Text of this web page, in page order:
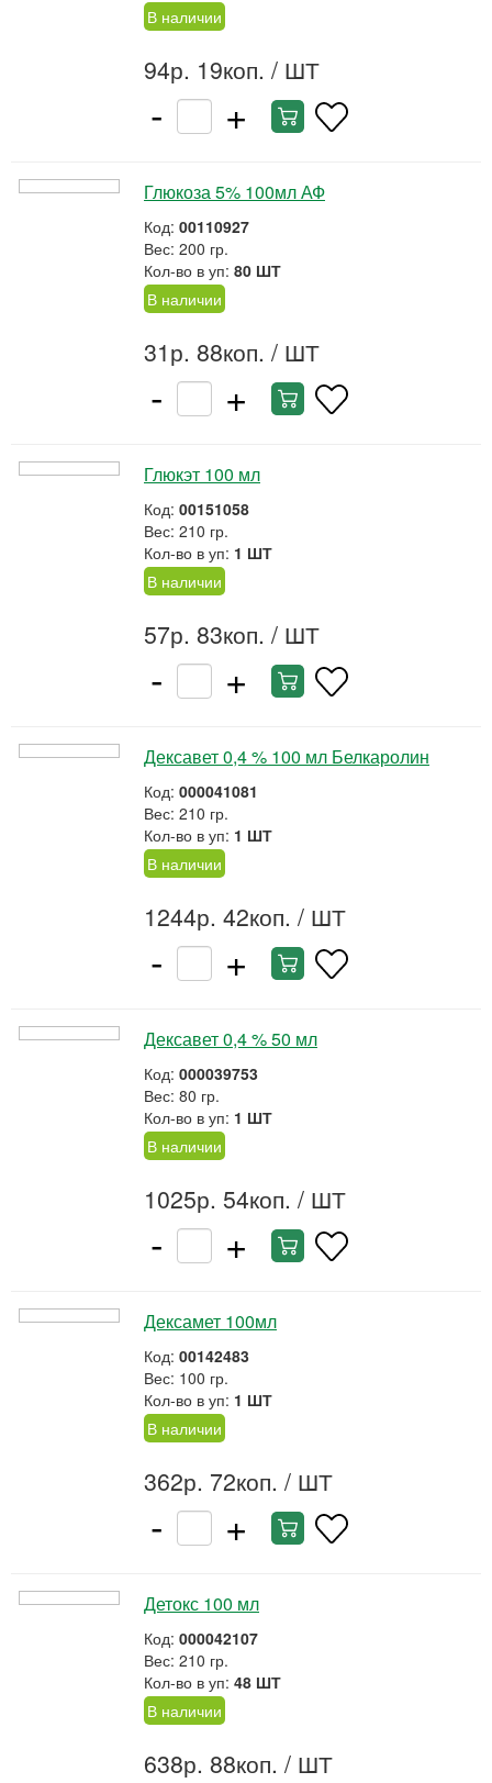
В наличии
94р. 19коп. / ШТ
- +
Глюкоза 5% 100мл АФ
Код: 00110927
Вес: 200 гр.
Кол-во в уп: 80 ШТ
В наличии
31р. 88коп. / ШТ
- +
Глюкэт 100 мл
Код: 00151058
Вес: 210 гр.
Кол-во в уп: 1 ШТ
В наличии
57р. 83коп. / ШТ
- +
Дексавет 0,4 % 100 мл Белкаролин
Код: 000041081
Вес: 210 гр.
Кол-во в уп: 1 ШТ
В наличии
1244р. 42коп. / ШТ
- +
Дексавет 0,4 % 50 мл
Код: 000039753
Вес: 80 гр.
Кол-во в уп: 1 ШТ
В наличии
1025р. 54коп. / ШТ
- +
Дексамет 100мл
Код: 00142483
Вес: 100 гр.
Кол-во в уп: 1 ШТ
В наличии
362р. 72коп. / ШТ
- +
Детокс 100 мл
Код: 000042107
Вес: 210 гр.
Кол-во в уп: 48 ШТ
В наличии
638р. 88коп. / ШТ